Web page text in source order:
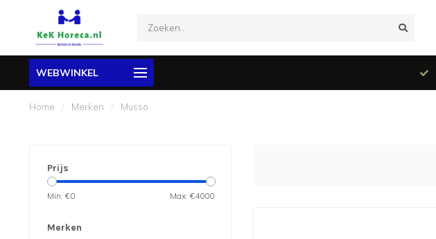
WEBWINKEL
Home / Merken / Musso
Prijs
Min: €0 Max: €4000
Merken